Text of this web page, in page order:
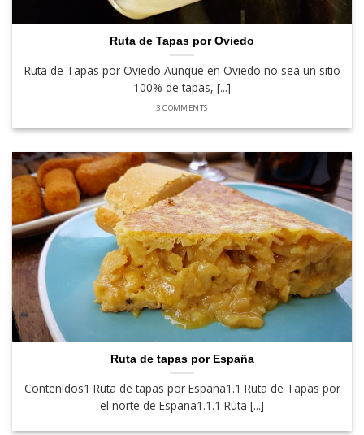
Ruta de Tapas por Oviedo
Ruta de Tapas por Oviedo Aunque en Oviedo no sea un sitio
100% de tapas, [...]
3 COMMENTS
Ruta de tapas por España
Contenidos1 Ruta de tapas por España1.1 Ruta de Tapas por
el norte de España1.1.1 Ruta [...]